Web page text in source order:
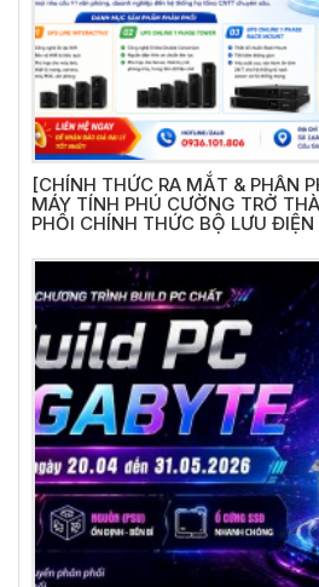
[CHÍNH THỨC RA MẮT & PHÂN
MÁY TÍNH PHÚ CƯỜNG TRỞ
PHỐI CHÍNH THỨC BỘ LƯU ĐIỆN